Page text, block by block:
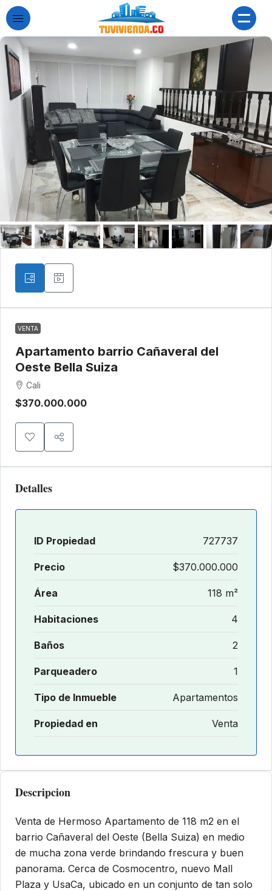
VENTA
Apartamento barrio Cañaveral del
Oeste Bella Suiza
Cali
$370.000.000
Detalles
ID Propiedad 727737
Precio $370.000.000
Área 118 m²
Habitaciones 4
Baños 2
Parqueadero 1
Tipo de Inmueble Apartamentos
Propiedad en Venta
Descripcion
Venta de Hermoso Apartamento de 118 m2 en el
barrio Cañaveral del Oeste (Bella Suiza) en medio
de mucha zona verde brindando frescura y buen
panorama. Cerca de Cosmocentro, nuevo Mall
Plaza y UsaCa, ubicado en un conjunto de tan solo